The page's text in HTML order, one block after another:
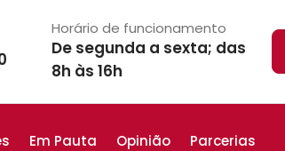
Horário de funcionamento
De segunda a sexta; das
8h às 16h
Em Pauta Opinião Parcerias